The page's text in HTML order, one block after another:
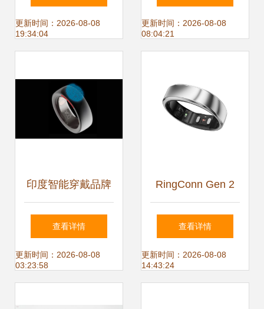
品，价格小贵却好
指领衔实用主义新
浪潮
更新时间：2026-08-08
19:34:04
庭科技体验？
更新时间：2026-08-08
08:04:21
印度智能穿戴品牌
BoAt推出创新智能
戒指 BoAt Ring引
查看详情
更新时间：2026-08-08
03:23:58
RingConn Gen 2
Air 智能戒指 全天
候守护，血氧心率
查看详情
更新时间：2026-08-08
14:43:24